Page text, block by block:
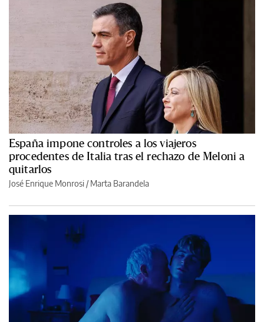
España impone controles a los viajeros
procedentes de Italia tras el rechazo de Meloni a
quitarlos
José Enrique Monrosi / Marta Barandela